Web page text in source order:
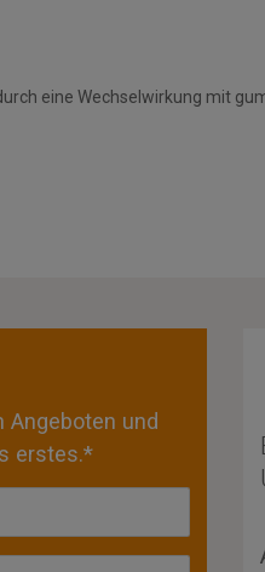
eine Wechselwirkung mit
Angeboten und
erstes.*